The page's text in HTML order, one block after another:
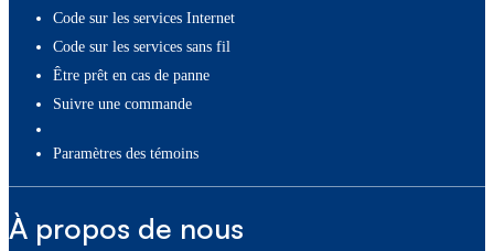
Code sur les services Internet
Code sur les services sans fil
Être prêt en cas de panne
Suivre une commande
paramètres des témoins
À propos de nous